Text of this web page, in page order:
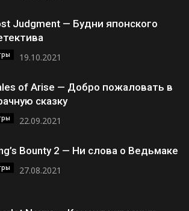
Judgment — Будни японского
19.10.2021
of Arise — Добро пожаловать в
сказку
22.09.2021
Bounty 2 — Ни слова о Ведьмаке
27.08.2021